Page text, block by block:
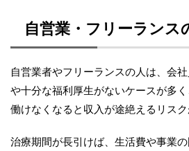
自営業・フリーランス
自営業者やフリーランスの人は、会
や十分な福利厚生がないケースが多
働けなくなると収入が途絶えるリスク
治療期間が長引けば、生活費や事業